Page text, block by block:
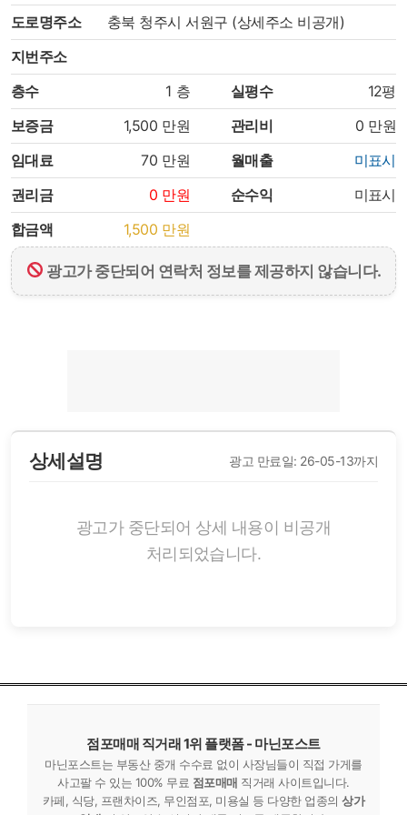
도로명주소
충북 청주시 서원구 (상세주소 비공개)
지번주소
층수
1 층 실평수
12평
보증금
1,500 만원 관리비 0 만원
임대료
70 만원 월매출
미표시
권리금
0 만원 순수익
미표시
합금액
1,500 만원
광고가 중단되어 연락처 정보를 제공하지 않습니다.
상세설명 광고 만료일: 26-05-13까지
광고가 중단되어 상세 내용이 비공개
처리되었습니다.
점포매매 직거래 1위 플랫폼 - 마닌포스트
마닌포스트는 부동산 중개 수수료 없이 사장님들이 직접 가게를
사고팔 수 있는 100% 무료 점포매매 직거래 사이트입니다.
카페, 식당, 프랜차이즈, 무인점포, 미용실 등 다양한 업종의상가